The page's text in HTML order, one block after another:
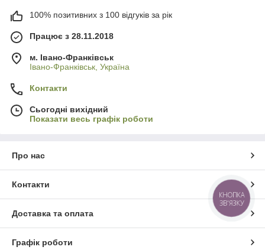
100% позитивних з 100 відгуків за рік
Працює з 28.11.2018
м. Івано-Франківськ
Івано-Франківськ, Україна
Контакти
Сьогодні вихідний
Показати весь графік роботи
Про нас
Контакти
Доставка та оплата
Графік роботи
КНОПКА
ЗВ'ЯЗКУ